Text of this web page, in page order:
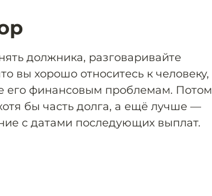
должника, разговаривайте
вы хорошо относитесь к человеку,
его финансовым проблемам. Потом
бы часть долга, а ещё лучше —
с датами последующих выплат.